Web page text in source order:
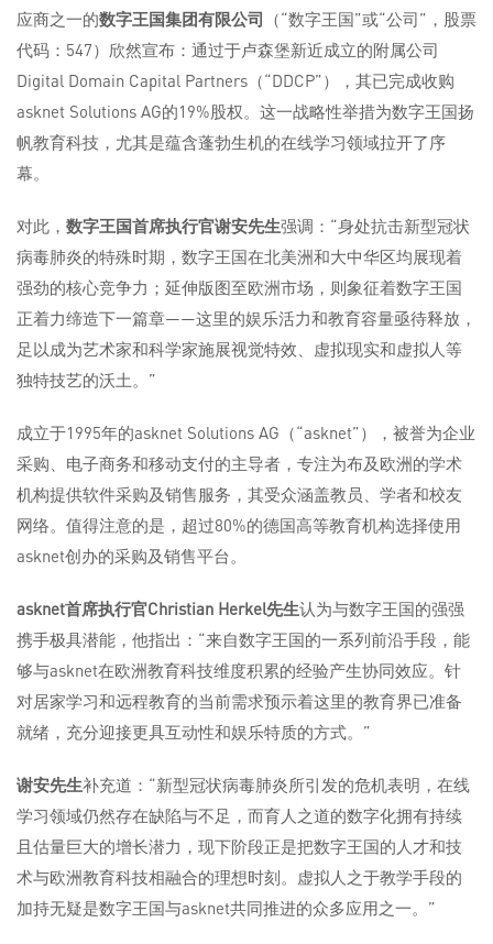
应商之一的数字王国集团有限公司 （“数字王国”或“公司”，股票
代码：547）欣然宣布：通过于卢森堡新近成立的附属公司
Digital Domain Capital Partners（“DDCP”），其已完成收购
asknet Solutions AG的19%股权。这一战略性举措为数字王国扬
帆教育科技，尤其是蕴含蓬勃生机的在线学习领域拉开了序
幕。
对此， 数字王国首席执行官谢安先生强调：“身处抗击新型冠状
病毒肺炎的特殊时期，数字王国在北美洲和大中华区均展现着
强劲的核心竞争力；延伸版图至欧洲市场，则象征着数字王国
正着力缔造下一篇章——这里的娱乐活力和教育容量亟待释放，
足以成为艺术家和科学家施展视觉特效、虚拟现实和虚拟人等
独特技艺的沃土。”
成立于1995年的asknet Solutions AG（“asknet”），被誉为企业
采购、电子商务和移动支付的主导者，专注为布及欧洲的学术
机构提供软件采购及销售服务，其受众涵盖教员、学者和校友
网络。值得注意的是，超过80%的德国高等教育机构选择使用
asknet创办的采购及销售平台。
asknet首席执行官Christian Herkel先生认为与数字王国的强强
携手极具潜能，他指出：“来自数字王国的一系列前沿手段，能
够与asknet在欧洲教育科技维度积累的经验产生协同效应。针
对居家学习和远程教育的当前需求预示着这里的教育界已准备
就绪，充分迎接更具互动性和娱乐特质的方式。”
谢安先生补充道：“新型冠状病毒肺炎所引发的危机表明，在线
学习领域仍然存在缺陷与不足，而育人之道的数字化拥有持续
且估量巨大的增长潜力，现下阶段正是把数字王国的人才和技
术与欧洲教育科技相融合的理想时刻。虚拟人之于教学手段的
加持无疑是数字王国与asknet共同推进的众多应用之一。”